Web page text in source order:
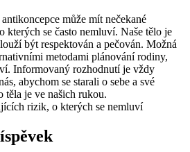
může mít nečekané
kterých se často nemluví. Naše tělo je
být respektován a pečován. Možná
metodami plánování rodiny,
Informovaný rozhodnutí je vždy
abychom se starali o sebe a své
těla je ve našich rukou.